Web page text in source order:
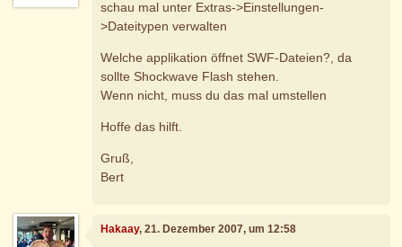
schau mal unter Extras->Einstellungen-
>Dateitypen verwalten
Welche applikation öffnet SWF-Dateien?, da
sollte Shockwave Flash stehen.
Wenn nicht, muss du das mal umstellen
Hoffe das hilft.
Gruß,
Bert
Hakaay, 21. Dezember 2007, um 12:58